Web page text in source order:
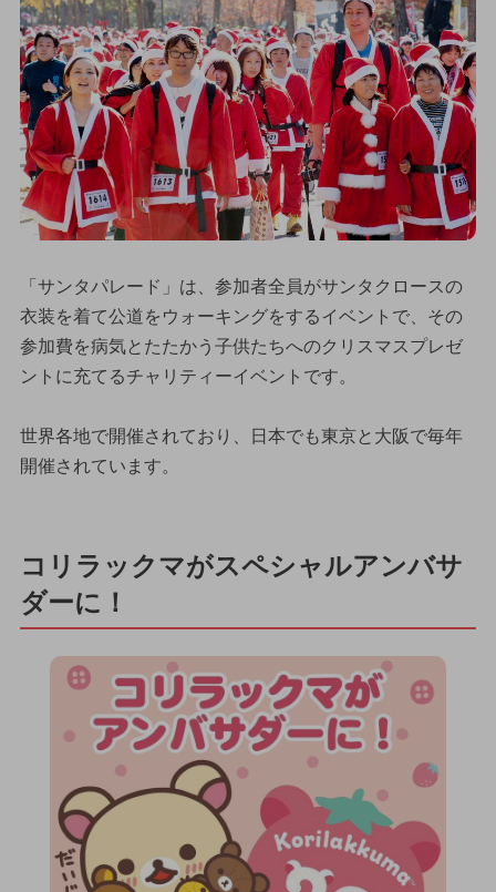
「サンタパレード」は、参加者全員がサンタクロースの
衣装を着て公道をウォーキングをするイベントで、その
参加費を病気とたたかう子供たちへのクリスマスプレゼ
ントに充てるチャリティーイベントです。
世界各地で開催されており、日本でも東京と大阪で毎年
開催されています。
コリラックマがスペシャルアンバサ
ダーに！